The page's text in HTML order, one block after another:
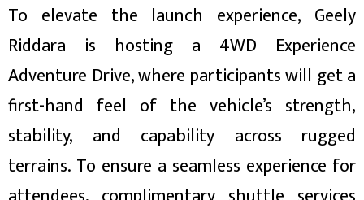
To elevate the launch experience, Geely
Riddara is hosting a 4WD Experience
Adventure Drive, where participants will get a
first-hand feel of the vehicle’s strength,
stability, and capability across rugged
terrains. To ensure a seamless experience for